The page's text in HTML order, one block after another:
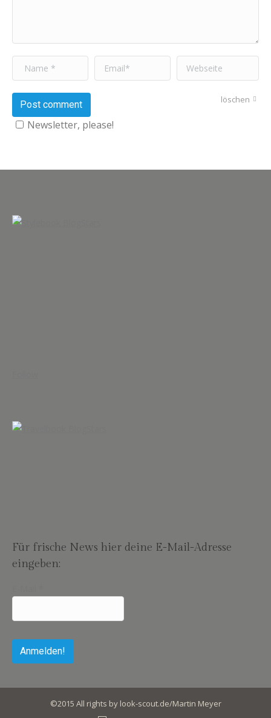
Name * Email * Webseite
löschen
Post comment
Newsletter, please!
Für frische News hier deine E-Mail-Adresse
eingeben:
©2015 All rights by look-scout.de/Martin Meyer